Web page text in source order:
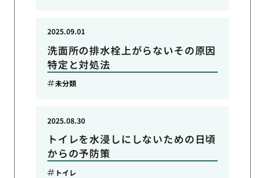
洗面所の排水栓上がらないその原因
特定と対処法
2025.09.01
未分類
トイレを水浸しにしないための日頃
からの予防策
2025.08.30
トイレ